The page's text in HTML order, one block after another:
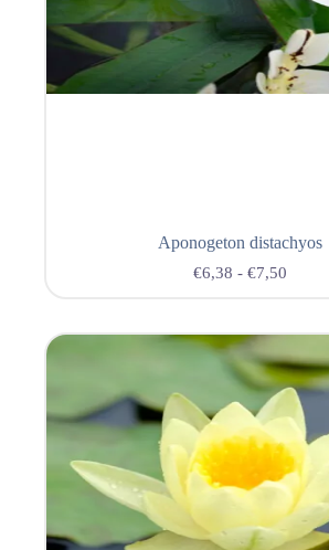
Aponogeton distachyos
€6,38 - €7,50